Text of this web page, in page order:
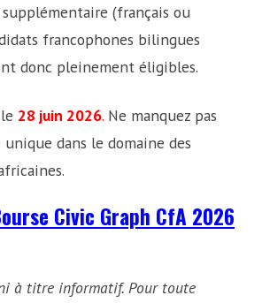
(français ou
francophones bilingues
donc pleinement éligibles.
28 juin 2026. Ne manquez pas
dans le domaine des
Civic Graph CfA 2026
à titre informatif. Pour toute